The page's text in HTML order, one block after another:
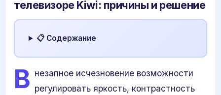
телевизоре Kiwi: причины и решение
📋 Содержание
В незапное исчезновение возможности
регулировать яркость, контрастность